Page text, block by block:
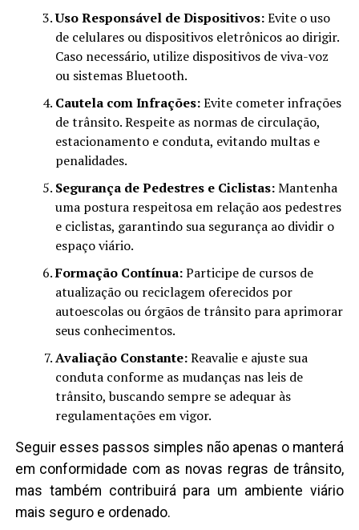
Uso Responsável de Dispositivos:Evite o uso
de celulares ou dispositivos eletrônicos ao dirigir.
Caso necessário, utilize dispositivos de viva-voz
ou sistemas Bluetooth.
Cautela com Infrações:Evite cometer infrações
de trânsito. Respeite as normas de circulação,
estacionamento e conduta, evitando multas e
penalidades.
Segurança de Pedestres e Ciclistas:Mantenha
uma postura respeitosa em relação aos pedestres
e ciclistas, garantindo sua segurança ao dividir o
espaço viário.
Formação Contínua:Participe de cursos de
atualização ou reciclagem oferecidos por
autoescolas ou órgãos de trânsito para aprimorar
seus conhecimentos.
Avaliação Constante:Reavalie e ajuste sua
conduta conforme as mudanças nas leis de
trânsito, buscando sempre se adequar às
regulamentações em vigor.
Seguir esses passos simples não apenas o manterá
em conformidade com as novas regras de trânsito,
mas também contribuirá para um ambiente viário
mais seguro e ordenado.